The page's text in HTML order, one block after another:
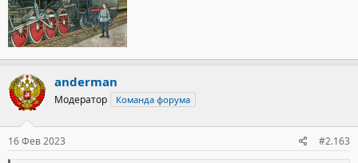
anderman
Модератор Команда форума
16 Фев 2023 #2.163